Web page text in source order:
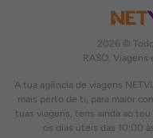
2026 ©
RASO, Viagens
A tua agência de viagens
mais perto de ti, para maior
tuas viagens, tens ainda ao
os dias úteis das 10:00